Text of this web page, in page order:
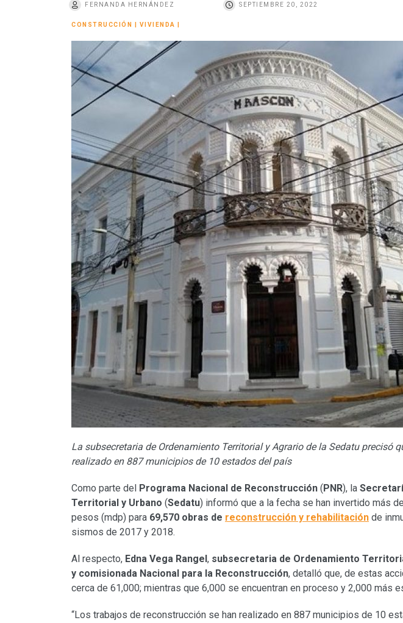
FERNANDA HERNÁNDEZ SEPTIEMBRE 20, 2022
CONSTRUCCIÓN VIVIENDA
La subsecretaria de Ordenamiento Territorial y Agrario de la Sedatu precisó
realizado en 887 municipios de 10 estados del país
Como parte del Programa Nacional de Reconstrucción ( PNR), la
Territorial y Urbano (Sedatu) informó que a la fecha se han invertido más
pesos (mdp) para 69,570 obras de reconstrucción y rehabilitación de
sismos de 2017 y 2018.
Al respecto, Edna Vega Rangel , subsecretaria de Ordenamiento
y comisionada Nacional para la Reconstrucción, detalló que, de estas
cerca de 61,000; mientras que 6,000 se encuentran en proceso y 2,000 más
“Los trabajos de reconstrucción se han realizado en 887 municipios de 10